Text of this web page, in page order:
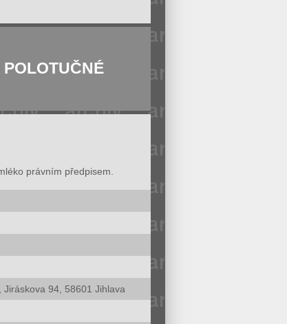
právním předpisem.
Jiráskova 94, 58601 Jihlava